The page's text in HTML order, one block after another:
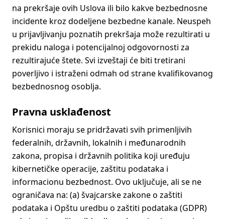
na prekršaje ovih Uslova ili bilo kakve bezbednosne
incidente kroz dodeljene bezbedne kanale. Neuspeh
u prijavljivanju poznatih prekršaja može rezultirati u
prekidu naloga i potencijalnoj odgovornosti za
rezultirajuće štete. Svi izveštaji će biti tretirani
poverljivo i istraženi odmah od strane kvalifikovanog
bezbednosnog osoblja.
Pravna usklađenost
Korisnici moraju se pridržavati svih primenljivih
federalnih, državnih, lokalnih i međunarodnih
zakona, propisa i državnih politika koji uređuju
kibernetičke operacije, zaštitu podataka i
informacionu bezbednost. Ovo uključuje, ali se ne
ograničava na: (a) švajcarske zakone o zaštiti
podataka i Opštu uredbu o zaštiti podataka (GDPR)